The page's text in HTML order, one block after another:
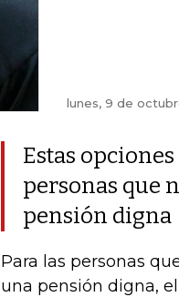
lunes, 9 de
Estas
personas que
pensión digna
Para las personas
una pensión digna,